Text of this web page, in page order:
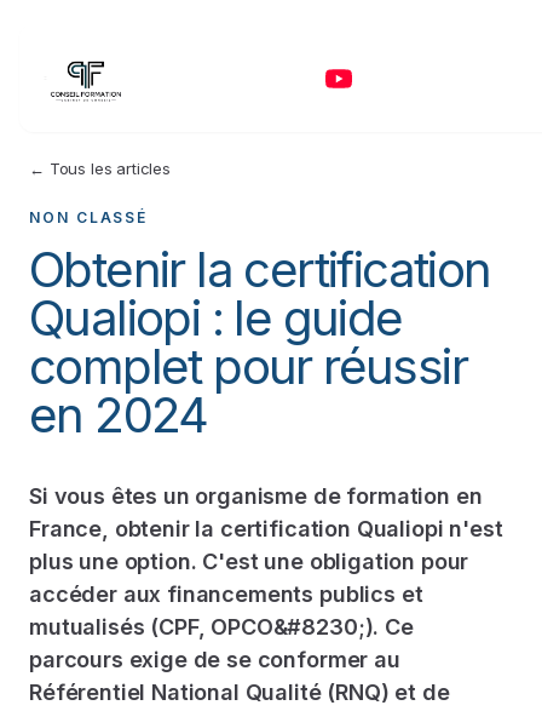
← Tous les articles
NON CLASSÉ
Obtenir la certification
Qualiopi : le guide
complet pour réussir
en 2024
Si vous êtes un organisme de formation en
France, obtenir la certification Qualiopi n'est
plus une option. C'est une obligation pour
accéder aux financements publics et
mutualisés (CPF, OPCO&#8230;). Ce
parcours exige de se conformer au
Référentiel National Qualité (RNQ) et de